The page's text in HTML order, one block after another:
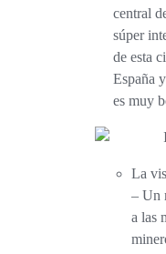
central
súper
de esta
España
es muy
La
– Un
a las